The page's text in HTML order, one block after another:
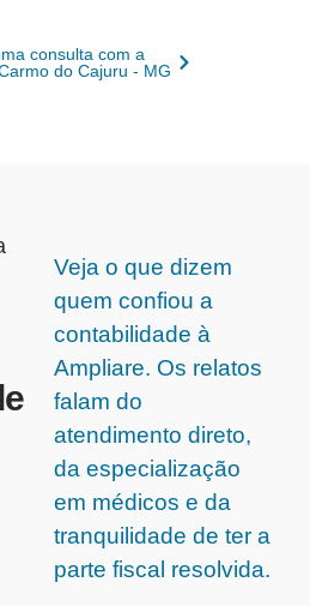
consulta com a
do Cajuru - MG
Veja o que dizem
quem confiou a
contabilidade à
Ampliare. Os relatos
falam do
atendimento direto,
da especialização
em médicos e da
tranquilidade de ter a
parte fiscal resolvida.